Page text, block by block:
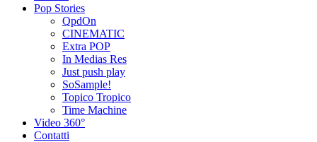
Pop Stories
QpdOn
CINEMATIC
Extra POP
In Medias Res
Just push play
SoSample!
Topico Tropico
Time Machine
Video 360°
Contatti